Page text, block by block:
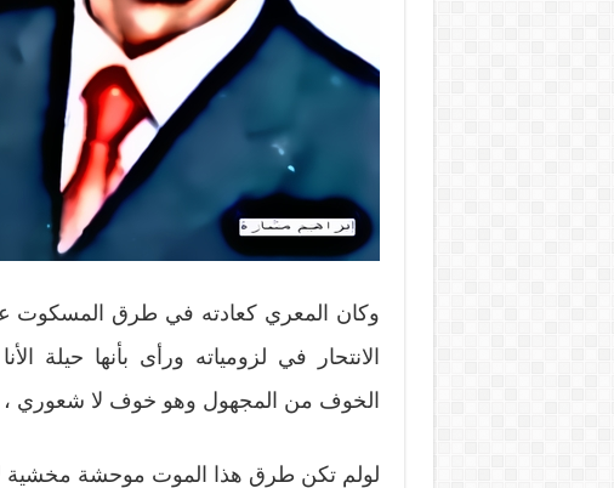
وكان المعري كعادته في طرق المسكوت
الانتحار في لزومياته ورأى بأنها حيلة
الخوف من المجهول وهو خوف لا شعوري ،
لولم تكن طرق هذا الموت موحشة مخشية